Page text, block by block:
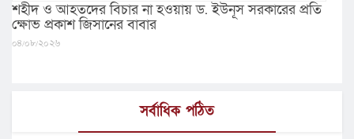
শহীদ ও আহতদের বিচার না হওয়ায় ড. ইউনূস সরকারের প্রতি
ক্ষোভ প্রকাশ জিসানের বাবার
০৪/০৮/২০২৬
সর্বাধিক পঠিত